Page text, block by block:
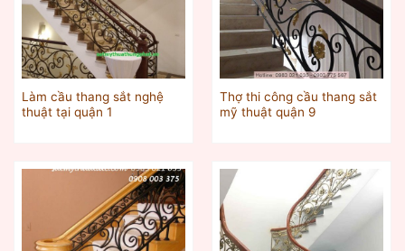
Làm cầu thang sắt nghệ
thuật tại quận 1
Thợ thi công cầu thang sắt
mỹ thuật quận 9